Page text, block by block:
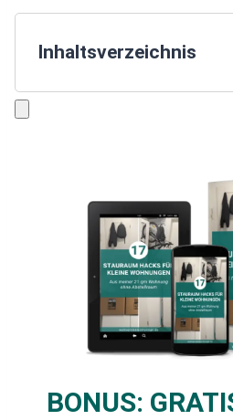
Inhaltsverzeichnis
3. Körbe für
4. Sortierboxen zum
Schränken und
5. Praktische
Verstauen
6. Handtuchleiter als
7. Hängeaufbewahrung
BONUS: